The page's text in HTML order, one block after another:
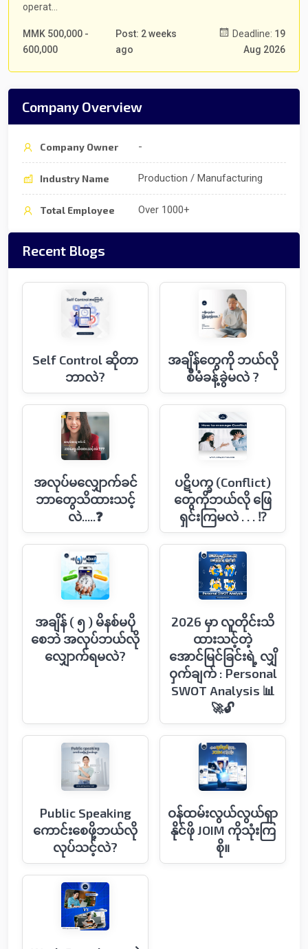
operat...
MMK 500,000 -
600,000
Post: 2 weeks
ago
Deadline: 19
Aug 2026
Company Overview
Company Owner -
Industry Name Production / Manufacturing
Total Employee Over 1000+
Recent Blogs
Self Control ဆိုတာ
ဘာလဲ?
အချိန်တွေကို ဘယ်လို
စီမံခန့်ခွဲမလဲ ?
အလုပ်မလျှောက်ခင်
ဘာတွေသိထားသင့်
လဲ.....❓
ပဋိပက္ခ (Conflict)
တွေကိုဘယ်လို ဖြေ
ရှင်းကြမလဲ . . . ⁉️
အချိန် ( ၅ ) မိနစ်မပို
စေဘဲ အလုပ်ဘယ်လို
လျှောက်ရမလဲ?
2026 မှာ လူတိုင်းသိ
ထားသင့်တဲ့
အောင်မြင်ခြင်းရဲ့ လျှိ
ဝှက်ချက် : Personal
SWOT Analysis 📊
🚀🔓
Public Speaking
ကောင်းစေဖို့ဘယ်လို
လုပ်သင့်လဲ?
ဝန်ထမ်းလွယ်လွယ်ရှာ
နိုင်ဖို JOIM ကိုသုံးကြ
စို။